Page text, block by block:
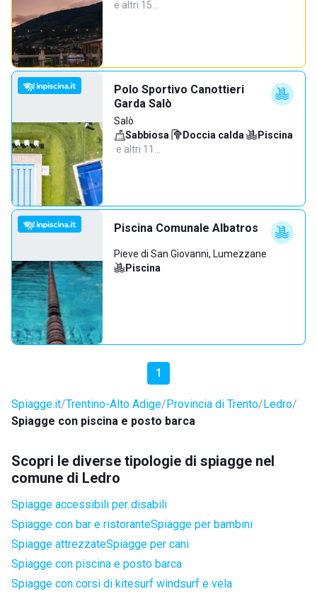
e altri 15…
Polo Sportivo Canottieri
Garda Salò
Salò
Sabbiosa· Doccia calda·
Piscina
·e altri 11…
Piscina Comunale Albatros
Pieve di San Giovanni, Lumezzane
Piscina
1
Spiagge.it Trentino-Alto Adige Provincia di Trento Ledro
Spiagge con piscina e posto barca
Scopri le diverse tipologie di spiagge nel
comune di Ledro
Spiagge accessibili per disabili
Spiagge con bar e ristoranteSpiagge per bambini
Spiagge attrezzateSpiagge per cani
Spiagge con piscina e posto barca
Spiagge con corsi di kitesurf windsurf e vela